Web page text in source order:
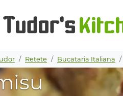
Retete Bucataria Italiana